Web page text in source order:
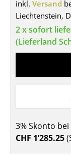
Couchtische
Sekretäre &
Stehtische
Gartentische
inkl. Versand
Liechtenstein,
2 x sofort
(Lieferland
3% Skonto
CHF 1’285.25